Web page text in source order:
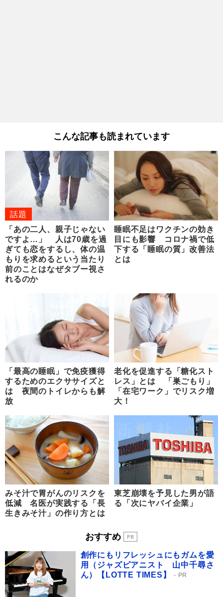
こんな記事も読まれています
話題
「あの二人、親子じゃない
ですよ…」 人は70歳を過
ぎても恋をするし、体の温
もりを求めるという当たり
前のことはなぜタブー視さ
れるのか
睡眠不足はワクチンの効き
目にも影響 コロナ禍で低
下する「睡眠の質」改善法
とは
「最高の睡眠」で免疫獲得
するためのエクササイズと
は 夜間のトイレからも解
放
老化を促進する「糖化スト
レス」とは 「巣ごもり」
「在宅ワーク」でリスク増
大！
みそ汁で胃がんのリスクを
低減 名医が実践する「長
生きみそ汁」の作り方とは
東芝崩壊を予見した男が語
る「次にヤバイ企業」
おすすめ
創作にもリフレッシュにもガムを愛
用（ジャズピアニスト 山中千尋さ
ん）【LOTTE TIMES】
PR